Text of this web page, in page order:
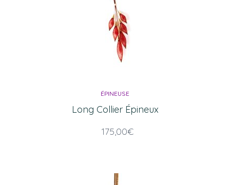
ÉPINEUSE
Long Collier Épineux
175,00€